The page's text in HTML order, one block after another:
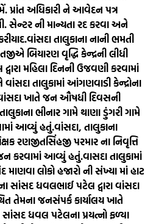
પ્રાંત અધિકારી ને આવેદન પત્ર
સેન્ટર ની માન્યતા રદ કરવા અને
વાંસદા તાલુકાના નાની ભમતી
બિયારણ વૃદ્ધિ કેન્દ્રની લીધી
મહિલા દિનની ઉજવણી કરવામાં
વાંસદા તાલુકામાં આંગણવાડી કેન્દ્રોના
ખાતે જન ઔષધી દિવસની
ભીનાર ગામે થાણા ડુંગરી ગામે
આવ્યું હતું.વાંસદા, તાલુકાના
રણજીતસિંહજી પરમાર ના નિવૃત્તિ
કરવામાં આવ્યું હતું.વાસદા તાલુકામાં
લોકો હજારો ની સંખ્યા માં હાટ
સાંસદ ધવલભાઈ પટેલ દ્વારા વાંસદા
તેમના જનસંપર્ક કાર્યાલય ખાતે
સાંસદ ધવલ પટેલના પ્રયત્નો ફળ્યા